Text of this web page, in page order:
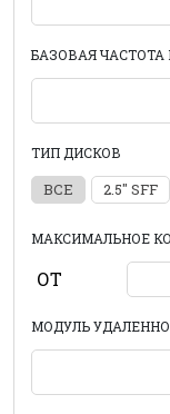
БАЗОВАЯ ЧАСТОТА
ТИП ДИСКОВ
ВСЕ 2.5" SFF
МАКСИМАЛЬНОЕ
ОТ
МОДУЛЬ